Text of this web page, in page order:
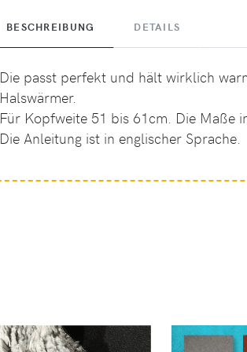
BESCHREIBUNG DETAILS
Die passt perfekt und hält wirklich
Halswärmer.
Für Kopfweite 51 bis 61cm. Die Maße
Die Anleitung ist in englischer Sprache.